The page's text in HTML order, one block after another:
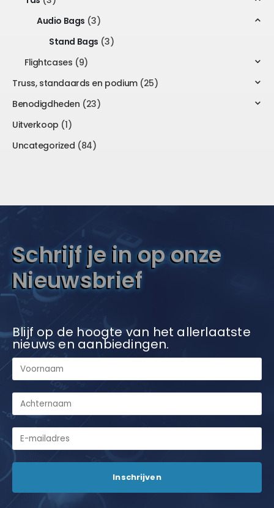
Audio Bags (3)
Stand Bags (3)
Flightcases (9)
Truss, standaards en podium (25)
Benodigdheden (23)
Uitverkoop (1)
Uncategorized (84)
Schrijf je in op onze
Nieuwsbrief
Blijf op de hoogte van het allerlaatste
nieuws en aanbiedingen.